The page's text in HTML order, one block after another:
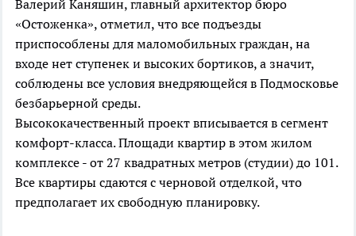
Валерий Каняшин, главный архитектор бюро
«Остоженка», отметил, что все подъезды
приспособлены для маломобильных граждан, на
входе нет ступенек и высоких бортиков, а значит,
соблюдены все условия внедряющейся в Подмосковье
безбарьерной среды.
Высококачественный проект вписывается в сегмент
комфорт-класса. Площади квартир в этом жилом
комплексе - от 27 квадратных метров (студии) до 101.
Все квартиры сдаются с черновой отделкой, что
предполагает их свободную планировку.